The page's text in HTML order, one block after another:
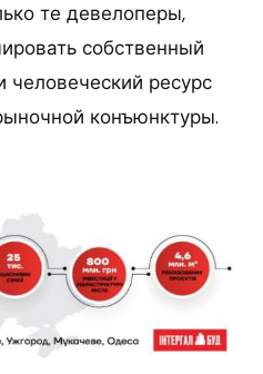
те девелоперы,
собственный
ресурс
конъюнктуры.